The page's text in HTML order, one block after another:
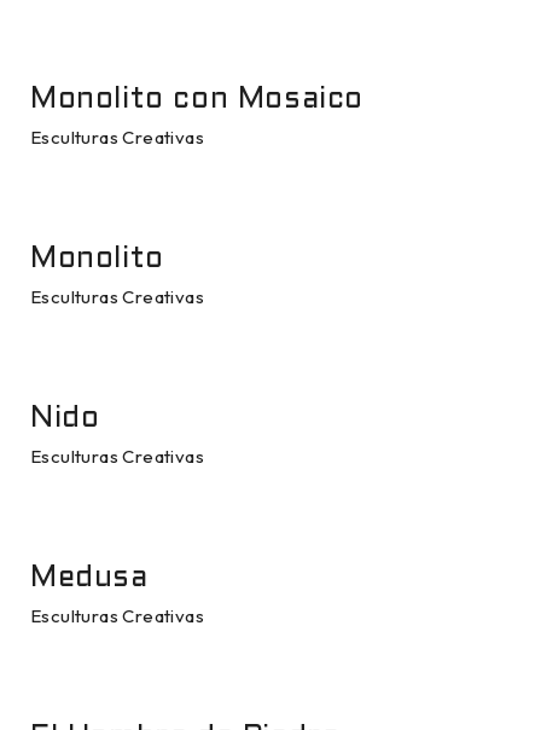
Monolito con Mosaico
Esculturas Creativas
Monolito
Esculturas Creativas
Nido
Esculturas Creativas
Medusa
Esculturas Creativas